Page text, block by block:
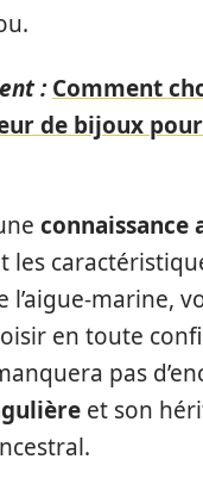
: Comment
de bijoux
connaissance
les
l’aigue-marine,
en toute
pas
et son